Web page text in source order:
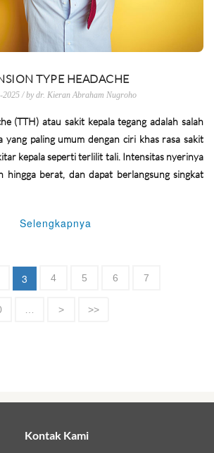
TYPE HEADACHE
2025 / by dr. Kieran Abraham Nugroho
(TTH) atau sakit kepala tegang adalah salah
yang paling umum dengan ciri khas rasa sakit
kepala seperti terlilit tali. Intensitas nyerinya
hingga berat, dan dapat berlangsung singkat
Selengkapnya
3 4 5 6 7
> >>
Kontak Kami